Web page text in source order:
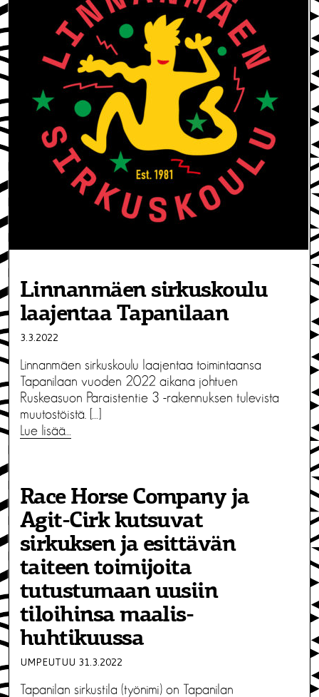
Linnanmäen sirkuskoulu
laajentaa Tapanilaan
3.3.2022
Linnanmäen sirkuskoulu laajentaa toimintaansa
Tapanilaan vuoden 2022 aikana johtuen
Ruskeasuon Paraistentie 3 -rakennuksen tulevista
muutostöistä. […]
Lue lisää…
Race Horse Company ja
Agit-Cirk kutsuvat
sirkuksen ja esittävän
taiteen toimijoita
tutustumaan uusiin
tiloihinsa maalis-
huhtikuussa
UMPEUTUU 31.3.2022
Tapanilan sirkustila (työnimi) on Tapanilan